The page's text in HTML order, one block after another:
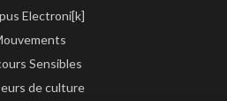
Electroni[k]
Sensibles
de culture